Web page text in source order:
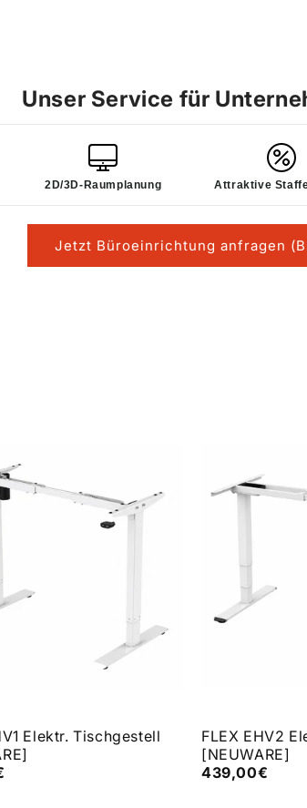
Unser Service für
2D/3D-Raumplanung Attraktive
Jetzt Büroeinrichtung anfragen
Elektr. Tischgestell
FLEX EHV2
[NEUWARE]
439,00€